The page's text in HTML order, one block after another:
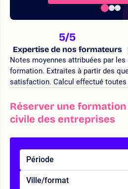
5/5
Expertise de nos formateurs
Notes moyennes attribuées par
formation. Extraites à partir des
satisfaction. Calcul effectué toutes
Réserver une
civile des entreprises
Période
Ville/format